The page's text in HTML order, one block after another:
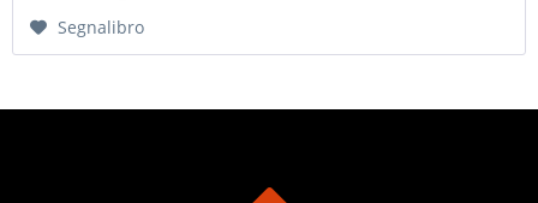
Segnalibro